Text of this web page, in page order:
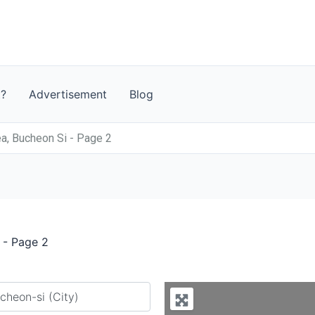
Advertisement Blog
Bucheon Si - Page 2
- Page 2
city or country